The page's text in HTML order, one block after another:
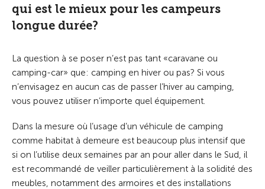
qui est le mieux pour les campeurs
longue durée?
La question à se poser n’est pas tant «caravane ou
camping-car» que: camping en hiver ou pas? Si vous
n’envisagez en aucun cas de passer l’hiver au camping,
vous pouvez utiliser n’importe quel équipement.
Dans la mesure où l’usage d’un véhicule de camping
comme habitat à demeure est beaucoup plus intensif que
si on l’utilise deux semaines par an pour aller dans le Sud, il
est recommandé de veiller particulièrement à la solidité des
meubles, notamment des armoires et des installations